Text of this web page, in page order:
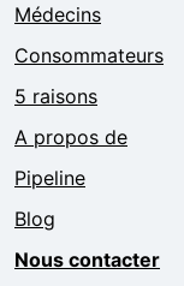
Médecins
Consommateurs
5 raisons
A propos de
Pipeline
Blog
Nous contacter